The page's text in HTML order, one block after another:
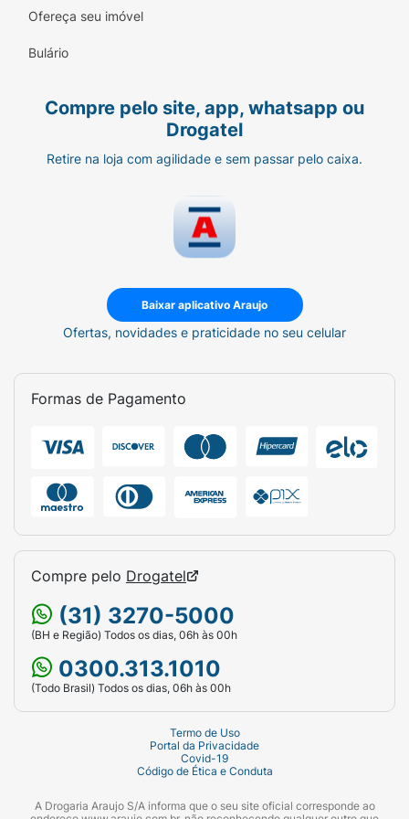
adicione a massa e 350ml de água, cozinhe
minutos em potência máxima
2)Depois adicione o conteúdo do sachê de
Dê uma mexidona e leve de volta ao
microondas por mais 2 minutos para
Ofereça seu imóvel
Bulário
Compre pelo site, app, whatsapp ou
Drogatel
Retire na loja com agilidade e sem passar pelo caixa.
Baixar aplicativo Araujo
Ofertas, novidades e praticidade no seu celular
Formas de Pagamento
Compre pelo Drogatel
(31) 3270-5000
(BH e Região) Todos os dias, 06h às 00h
0300.313.1010
(Todo Brasil) Todos os dias, 06h às 00h
Termo de Uso
Portal da Privacidade
Covid-19
Código de Ética e Conduta
A Drogaria Araujo S/A informa que o seu site oficial corresponde ao